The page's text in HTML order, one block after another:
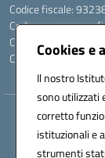
Cookies e
Il nostro
sono utilizzati
corretto
istituzionali e
strumenti
Codice fiscale:
Codice
Codice Indice delle
Codice unico di